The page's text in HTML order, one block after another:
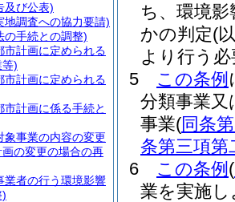
ち、環境
かの判定(
より行う
5
この条例
分類事業又
事業(同条
条第三項第
6
この条例 (
業を実施
及び公表)
地調査への協力要請)
の手続との調整)
市計画に定められる
)
市計画に定められる
市計画に係る手続と
象事業の内容の変更
の変更の場合の再
業者の行う環境影響
)